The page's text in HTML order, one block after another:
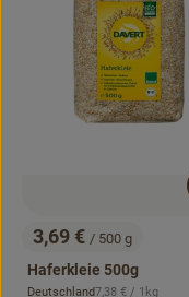
, Preis:
3,69 € / 500 g
Haferkleie 500g
Deutschland, Referenzpreis:
7,38 € / 1kg